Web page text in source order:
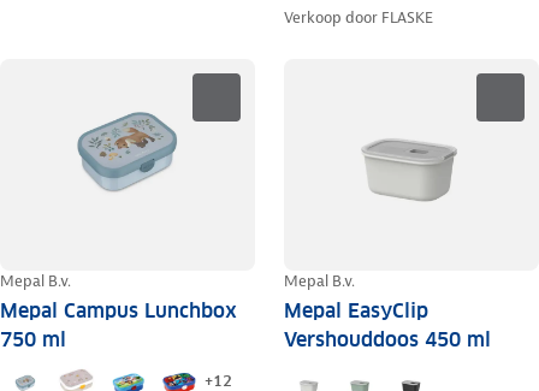
Verkoop door FLASKE
Mepal B.v.
Mepal Campus Lunchbox
750 ml
+12
Mepal B.v.
Mepal EasyClip
Vershouddoos 450 ml